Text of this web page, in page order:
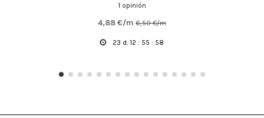
1 opinión
4,88 €/m 6,50 €/m
23 d. 12 :55 :57